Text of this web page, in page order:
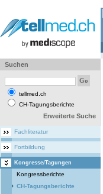
Suchen
tellmed.ch
CH-Tagungsberichte
Erweiterte Suche
Fachliteratur
Fortbildung
Kongresse/Tagungen
Kongressberichte
CH-Tagungsberichte